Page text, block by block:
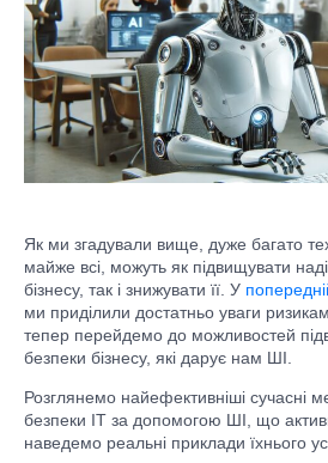
Як ми згадували вище, дуже багато
майже всі, можуть як підвищувати
бізнесу, так і знижувати її. У
ми приділили достатньо уваги
тепер перейдемо до можливостей
безпеки бізнесу, які дарує нам ШІ.
Розглянемо найефективніші сучасні
безпеки ІТ за допомогою ШІ, що
наведемо реальні приклади їхнього